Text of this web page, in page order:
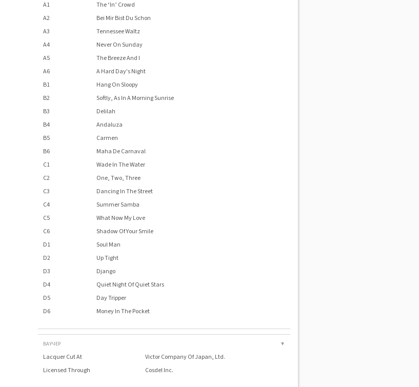
A1
The ‘In’ Crowd
A2
Bei Mir Bist Du Schon
A3
Tennessee Waltz
A4
Never On Sunday
A5
The Breeze And I
A6
A Hard Day's Night
B1
Hang On Sloopy
B2
Softly, As In A Morning Sunrise
B3
Delilah
B4
Andaluza
B5
Carmen
B6
Maha De Carnaval
C1
Wade In The Water
C2
One, Two, Three
C3
Dancing In The Street
C4
Summer Samba
C5
What Now My Love
C6
Shadow Of Your Smile
D1
Soul Man
D2
Up Tight
D3
Django
D4
Quiet Night Of Quiet Stars
D5
Day Tripper
D6
Money In The Pocket
ВАУЧЕР ▼
Lacquer Cut At
Victor Company Of Japan, Ltd.
Licensed Through
Cosdel Inc.